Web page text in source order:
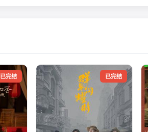
已完结 已完结